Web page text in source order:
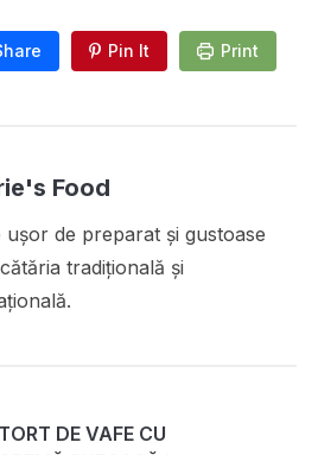
Pin It Print
Food
ușor de preparat și gustoase
tradițională și
TORT DE VAFE CU